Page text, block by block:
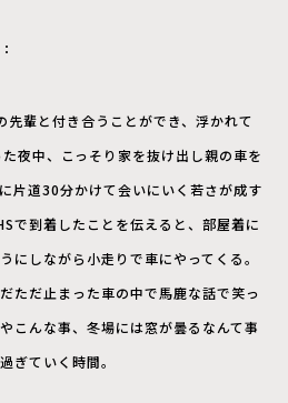
輩と付き合うことができ、浮かれて
夜中、こっそり家を抜け出し親の車を
片道30分かけて会いにいく若さが成す
で到着したことを伝えると、部屋着に
にしながら小走りで車にやってくる。
ただ止まった車の中で馬鹿な話で笑っ
こんな事、冬場には窓が曇るなんて事
ぎていく時間。